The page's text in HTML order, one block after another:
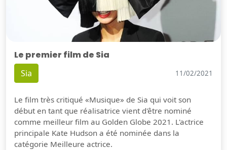
Le premier film de Sia
Sia 11/02/2021
Le film très critiqué «Musique» de Sia qui voit son
début en tant que réalisatrice vient d'être nominé
comme meilleur film au Golden Globe 2021. L'actrice
principale Kate Hudson a été nominée dans la
catégorie Meilleure actrice.